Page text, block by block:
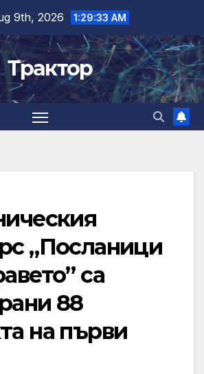
9th, 2026 1:29:34 AM
Трактор
„Посланици
са
88
на първи